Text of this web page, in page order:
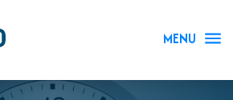
MENU